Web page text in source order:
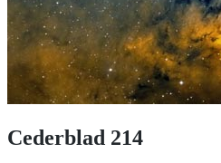
Cederblad 214